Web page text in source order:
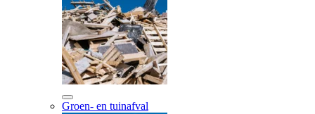
Groen- en tuinafval